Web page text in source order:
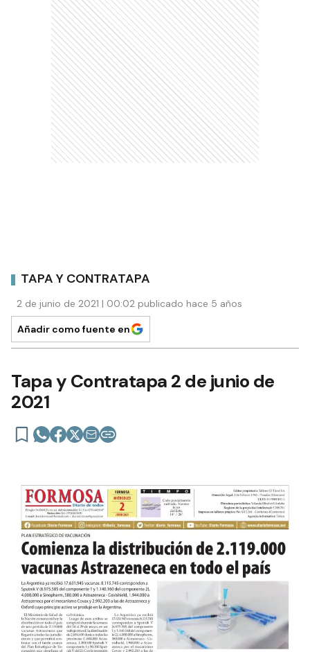
TAPA Y CONTRATAPA
2 de junio de 2021 | 00:02 publicado hace 5 años
Añadir como fuente en
Tapa y Contratapa 2 de junio de
2021